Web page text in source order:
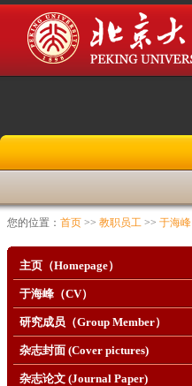
您的位置： 首页 >> 教职员工 >> 于海峰
主页（Homepage）
于海峰（CV）
研究成员（Group Member）
杂志封面 (Cover pictures)
杂志论文 (Journal Paper)